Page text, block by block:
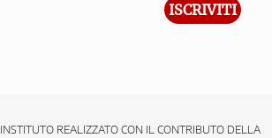
INSTITUTO REALIZZATO CON IL CONTRIBUTO DELLA